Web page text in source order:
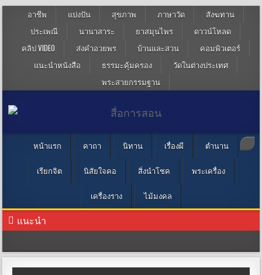
อาชีพ แบ่งปัน สุขภาพ ภาษาวัด
สังฆทาน
ประเพณี
นานาสาระ ยาสมุนไพร
ดาวน์โหลด
คลิป VIDEO
ส่งคำอวยพร บ้านและสวน
คอมพิวเตอร์
แนะนำหนังสือ
ธรรมะคุ้มครอง
วัดในต่างประเทศ
พระสายกรรมฐาน
หน้าแรก คาถา นิทาน เรื่องผี ตำนาน
เรียกจิต นิสัยใจคอ สิ่งนำโชค พระเครื่อง
เครื่องราง ไม้มงคล
แนะนำ